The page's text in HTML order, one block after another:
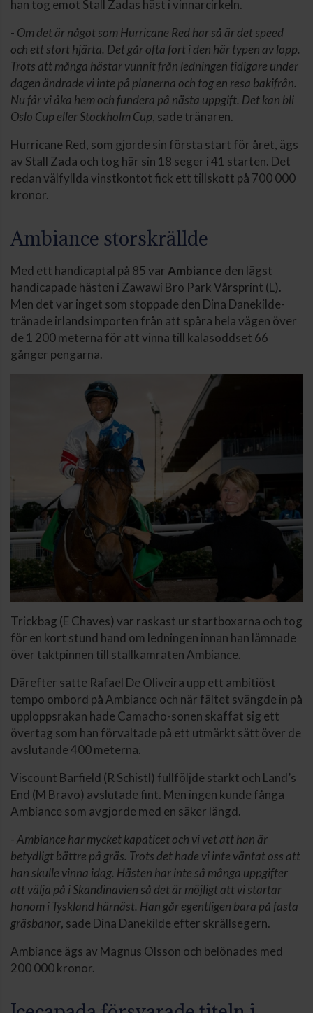
han tog emot Stall Zadas häst i vinnarcirkeln.
- Om det är något som Hurricane Red har så är det speed
och ett stort hjärta. Det går ofta fort i den här typen av lopp.
Trots att många hästar vunnit från ledningen tidigare under
dagen ändrade vi inte på planerna och tog en resa bakifrån.
Nu får vi åka hem och fundera på nästa uppgift. Det kan bli
Oslo Cup eller Stockholm Cup, sade tränaren.
Hurricane Red, som gjorde sin första start för året, ägs
av Stall Zada och tog här sin 18 seger i 41 starten. Det
redan välfyllda vinstkontot fick ett tillskott på 700 000
kronor.
Ambiance storskrällde
Med ett handicaptal på 85 var Ambiance den lägst
handicapade hästen i Zawawi Bro Park Vårsprint (L).
Men det var inget som stoppade den Dina Danekilde-
tränade irlandsimporten från att spåra hela vägen över
de 1 200 meterna för att vinna till kalasoddset 66
gånger pengarna.
Trickbag (E Chaves) var raskast ur startboxarna och tog
för en kort stund hand om ledningen innan han lämnade
över taktpinnen till stallkamraten Ambiance.
Därefter satte Rafael De Oliveira upp ett ambitiöst
tempo ombord på Ambiance och när fältet svängde in på
upploppsrakan hade Camacho-sonen skaffat sig ett
övertag som han förvaltade på ett utmärkt sätt över de
avslutande 400 meterna.
Viscount Barfield (R Schistl) fullföljde starkt och Land’s
End (M Bravo) avslutade fint. Men ingen kunde fånga
Ambiance som avgjorde med en säker längd.
-Ambiance har mycket kapaticet och vi vet att han är
betydligt bättre på gräs. Trots det hade vi inte väntat oss att
han skulle vinna idag. Hästen har inte så många uppgifter
att välja på i Skandinavien så det är möjligt att vi startar
honom i Tyskland härnäst. Han går egentligen bara på fasta
gräsbanor, sade Dina Danekilde efter skrällsegern.
Ambiance ägs av Magnus Olsson och belönades med
200 000 kronor.